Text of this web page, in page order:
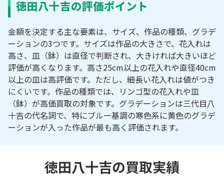
徳田八十吉の評価ポイント
金額を決定する主な要素は、サイズ、作品の種類、グラデ
ーションの3つです。サイズは作品の大きさで、花入れは
高さ、皿（鉢）は直径で判断され、大きければ大きいほど
評価が高くなります。高さ25cm以上の花入れや直径40cm
以上の皿は高評価です。ただし、細長い花入れは値がつき
にくいです。作品の種類では、リンゴ型の花入れや皿
（鉢）が高価買取の対象です。グラデーションは三代目八
十吉の代名詞で、特にブルー基調の寒色系に黄色のグラデ
ーションが入った作品が最も高く評価されます。
徳田八十吉の買取実績